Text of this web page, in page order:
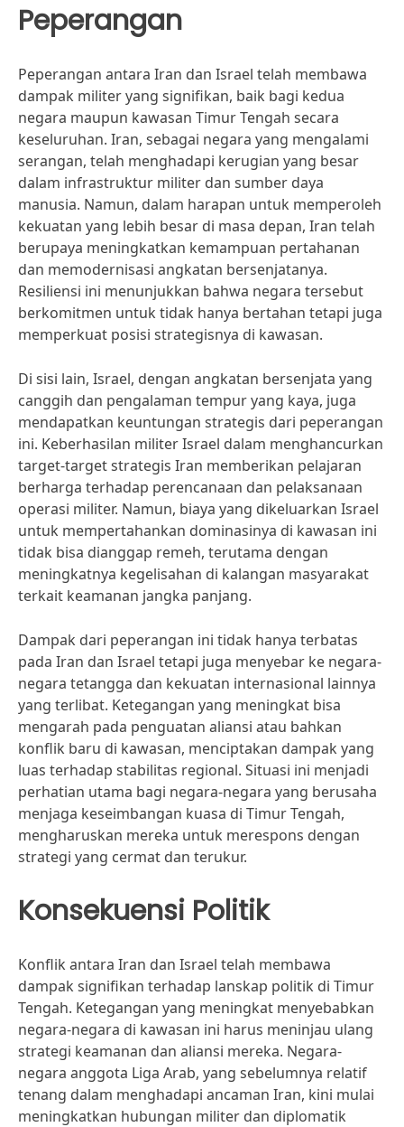
Peperangan
Peperangan antara Iran dan Israel telah membawa
dampak militer yang signifikan, baik bagi kedua
negara maupun kawasan Timur Tengah secara
keseluruhan. Iran, sebagai negara yang mengalami
serangan, telah menghadapi kerugian yang besar
dalam infrastruktur militer dan sumber daya
manusia. Namun, dalam harapan untuk memperoleh
kekuatan yang lebih besar di masa depan, Iran telah
berupaya meningkatkan kemampuan pertahanan
dan memodernisasi angkatan bersenjatanya.
Resiliensi ini menunjukkan bahwa negara tersebut
berkomitmen untuk tidak hanya bertahan tetapi juga
memperkuat posisi strategisnya di kawasan.
Di sisi lain, Israel, dengan angkatan bersenjata yang
canggih dan pengalaman tempur yang kaya, juga
mendapatkan keuntungan strategis dari peperangan
ini. Keberhasilan militer Israel dalam menghancurkan
target-target strategis Iran memberikan pelajaran
berharga terhadap perencanaan dan pelaksanaan
operasi militer. Namun, biaya yang dikeluarkan Israel
untuk mempertahankan dominasinya di kawasan ini
tidak bisa dianggap remeh, terutama dengan
meningkatnya kegelisahan di kalangan masyarakat
terkait keamanan jangka panjang.
Dampak dari peperangan ini tidak hanya terbatas
pada Iran dan Israel tetapi juga menyebar ke negara-
negara tetangga dan kekuatan internasional lainnya
yang terlibat. Ketegangan yang meningkat bisa
mengarah pada penguatan aliansi atau bahkan
konflik baru di kawasan, menciptakan dampak yang
luas terhadap stabilitas regional. Situasi ini menjadi
perhatian utama bagi negara-negara yang berusaha
menjaga keseimbangan kuasa di Timur Tengah,
mengharuskan mereka untuk merespons dengan
strategi yang cermat dan terukur.
Konsekuensi Politik
Konflik antara Iran dan Israel telah membawa
dampak signifikan terhadap lanskap politik di Timur
Tengah. Ketegangan yang meningkat menyebabkan
negara-negara di kawasan ini harus meninjau ulang
strategi keamanan dan aliansi mereka. Negara-
negara anggota Liga Arab, yang sebelumnya relatif
tenang dalam menghadapi ancaman Iran, kini mulai
meningkatkan hubungan militer dan diplomatik